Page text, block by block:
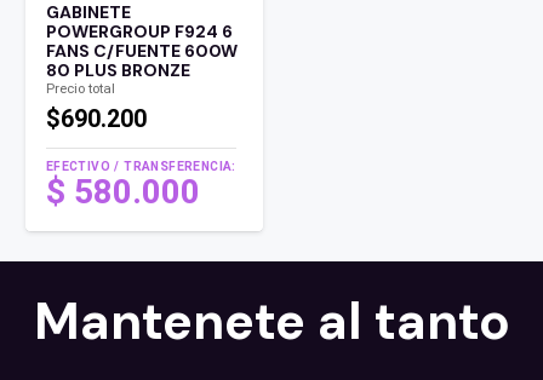
GABINETE
POWERGROUP F924 6
FANS C/FUENTE 600W
80 PLUS BRONZE
Precio total
$690.200
EFECTIVO / TRANSFERENCIA:
$ 580.000
Mantenete al tanto